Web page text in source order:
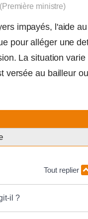
ministre)
impayés, l'aide
pour alléger une
La situation varie
versée au bailleur
Tout replier
il ?